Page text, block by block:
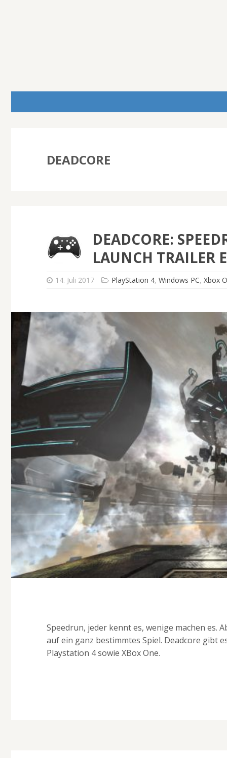
DEADCORE
DEADCORE:
LAUNCH TRAILER
14. Juli 2017 PlayStation 4,Windows PC,Xbox
Speedrun, jeder kennt es, wenige machen es.
auf ein ganz bestimmtes Spiel. Deadcore gibt
Playstation 4 sowie XBox One.